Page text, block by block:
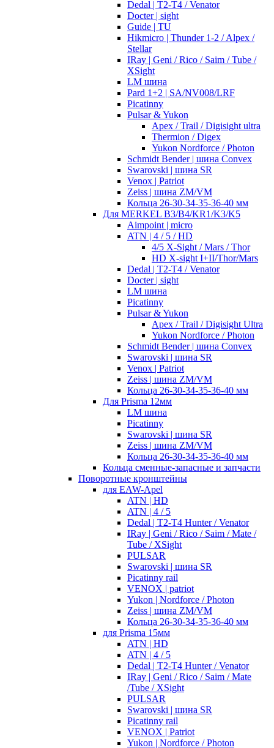
Dedal | T2-T4 / Venator
Docter | sight
Guide | TU
Hikmicro | Thunder 1-2 / Alpex /
Stellar
IRay | Geni / Rico / Saim / Tube /
XSight
LM шина
Pard 1+2 | SA/NV008/LRF
Picatinny
Pulsar & Yukon
Apex / Trail / Digisight ultra
Thermion / Digex
Yukon Nordforce / Photon
Schmidt Bender | шина Convex
Swarovski | шина SR
Venox | Patriot
Zeiss | шина ZM/VM
Кольца 26-30-34-35-36-40 мм
Для MERKEL B3/B4/KR1/K3/K5
Aimpoint | micro
ATN | 4 / 5 / HD
4/5 X-Sight / Mars / Thor
HD X-sight I+II/Thor/Mars
Dedal | T2-T4 / Venator
Docter | sight
LM шина
Picatinny
Pulsar & Yukon
Apex / Trail / Digisight Ultra
Yukon Nordforce / Photon
Schmidt Bender | шина Convex
Swarovski | шина SR
Venox | Patriot
Zeiss | шина ZM/VM
Кольца 26-30-34-35-36-40 мм
Для Prisma 12мм
LM шина
Picatinny
Swarovski | шина SR
Zeiss | шина ZM/VM
Кольца 26-30-34-35-36-40 мм
Кольца сменные-запасные и запчасти
Поворотные кронштейны
для EAW-Apel
ATN | HD
ATN | 4 / 5
Dedal | T2-T4 Hunter / Venator
IRay | Geni / Rico / Saim / Mate /
Tube / XSight
PULSAR
Swarovski | шина SR
Picatinny rail
VENOX | patriot
Yukon | Nordforce / Photon
Zeiss | шина ZM/VM
Кольца 26-30-34-35-36-40 мм
для Prisma 15мм
ATN | HD
ATN | 4 / 5
Dedal | T2-T4 Hunter / Venator
IRay | Geni / Rico / Saim / Mate
/Tube / XSight
PULSAR
Swarovski | шина SR
Picatinny rail
VENOX | Patriot
Yukon | Nordforce / Photon